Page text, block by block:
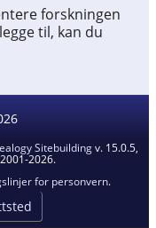
forskningen
til, kan du
Sitebuildingv. 15.0.5,
2026.
for personvern.